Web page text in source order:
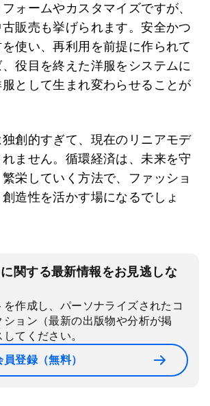
ォームやカスタマイズですが、
販売も挙げられます。安全かつ
使い、再利用を前提に作られて
役目を終えた洋服をシステムに
として生まれ変わらせることが
創的すぎて、現在のリニアモデ
ません。循環経済は、未来を守
栄していく方法で、ファッショ
造性を活かす場になるでしょ
関する最新情報をお見逃しな
作成し、パーソナライズされたコ
ション（最新の出版物や分析が掲
てください。
員登録（無料）